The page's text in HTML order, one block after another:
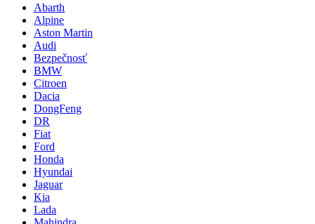
Abarth
Alpine
Aston Martin
Audi
Bezpečnosť
BMW
Citroen
Dacia
DongFeng
DR
Fiat
Ford
Honda
Hyundai
Jaguar
Kia
Lada